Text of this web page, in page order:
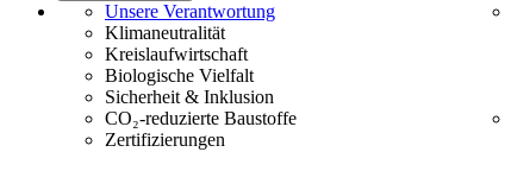
Unsere Verantwortung
Klimaneutralität
Kreislaufwirtschaft
Biologische Vielfalt
Sicherheit & Inklusion
CO₂-reduzierte Baustoffe
Zertifizierungen